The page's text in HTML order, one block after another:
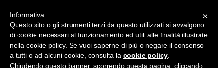
×
Informativa
Questo sito o gli strumenti terzi da questo utilizzati si avvalgono
di cookie necessari al funzionamento ed utili alle finalità illustrate
nella cookie policy. Se vuoi saperne di più o negare il consenso
a tutti o ad alcuni cookie, consulta la cookie policy
Chiudendo questo banner, scorrendo questa pagina, cliccando